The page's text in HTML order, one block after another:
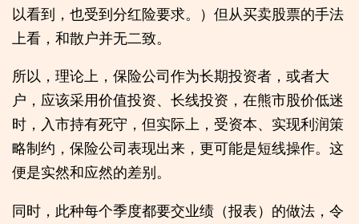
以看到，也受到分红险要求。）但从买卖股票的手法
上看，和散户并无二致。
所以，理论上，保险公司作为长期投资者，或者大
户，应该采用价值投资、长线投资，在熊市股价低迷
时，入市持有死守，但实际上，受资本、实现利润策
略制约，保险公司表现出来，更可能是短线操作。这
便是实然和应然的差别。
同时，此种每个季度都要交业绩（报表）的做法，令